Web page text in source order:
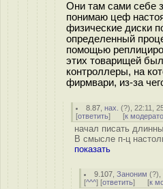
Они там сами себе
понимаю цеф
физические диски
определенный
помощью
этих товарищей
контроллеры, на
фирмвари, из-за
8.87 ,нах. (?), 22:11,
[ответить] [к
начал писать
В смысле п-ц
показать
9.107 ,Заноним (?),
[^^^] [ответить] [к